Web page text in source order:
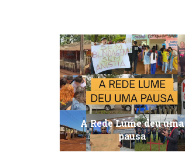
A Rede Lume deu uma
pausa